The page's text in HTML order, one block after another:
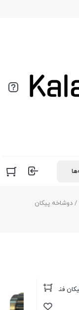
/ دوشاخه پیکان